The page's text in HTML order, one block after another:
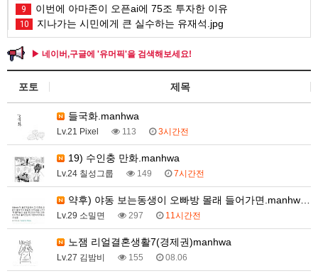
9 이번에 아마존이 오픈ai에 75조 투자한 이유
10 지나가는 시민에게 큰 실수하는 유재석.jpg
▶ 네이버,구글에 '유머픽'을 검색해보세요!
포토 제목
들국화.manhwa
Lv.21 Pixel 113 3시간전
19) 수인충 만화.manhwa
Lv.24 칠성그룹 149 7시간전
약후) 야동 보는동생이 오빠방 몰래 들어가면.manhw…
Lv.29 소밀면 297 11시간전
노잼 리얼결혼생활7(경제권)manhwa
Lv.27 김밤비 155 08.06